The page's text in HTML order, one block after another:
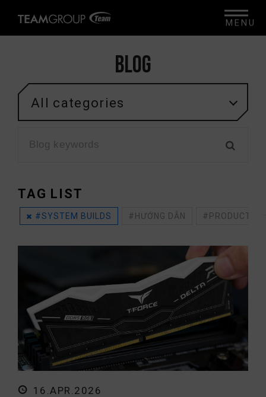
BLOG
All categories
16.APR.2026
TAG LIST
#SYSTEM BUILDS #HƯỚNG DẪN #PRODUCT
MENU